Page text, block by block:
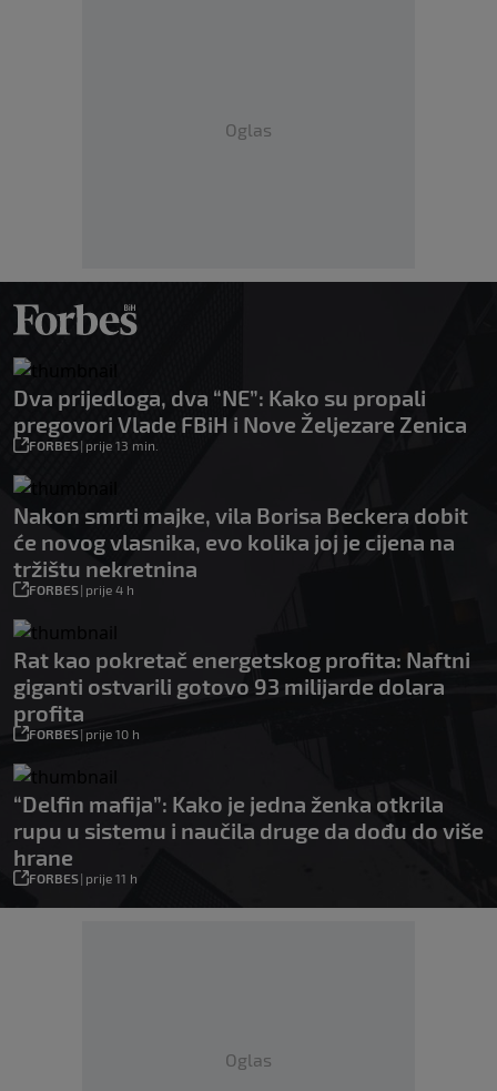
Oglas
Dva prijedloga, dva “NE”: Kako su propali
pregovori Vlade FBiH i Nove Željezare Zenica
FORBES| prije 13 min.
Nakon smrti majke, vila Borisa Beckera dobit
će novog vlasnika, evo kolika joj je cijena na
tržištu nekretnina
FORBES| prije 4 h
Rat kao pokretač energetskog profita: Naftni
giganti ostvarili gotovo 93 milijarde dolara
profita
FORBES| prije 10 h
“Delfin mafija”: Kako je jedna ženka otkrila
rupu u sistemu i naučila druge da dođu do više
hrane
FORBES| prije 11 h
Oglas